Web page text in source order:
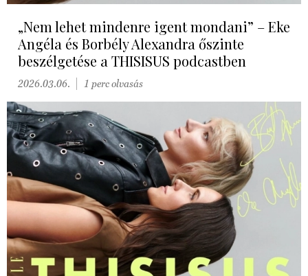
„Nem lehet mindenre igent mondani” – Eke
Angéla és Borbély Alexandra őszinte
beszélgetése a THISISUS podcastben
2026.03.06. 1 perc olvasás